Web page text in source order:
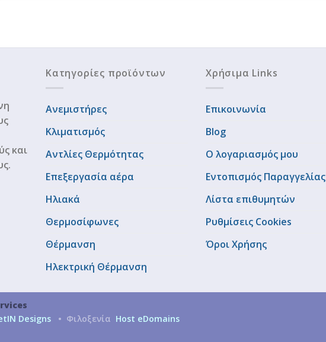
και
Κατηγορίες προϊόντων
Ανεμιστήρες
Κλιματισμός
Αντλίες Θερμότητας
Επεξεργασία αέρα
Ηλιακά
Θερμοσίφωνες
Θέρμανση
Ηλεκτρική Θέρμανση
Χρήσιμα Links
Επικοινωνία
Blog
Ο λογαριασμός μου
Εντοπισμός Παραγγελίας
Λίστα επιθυμητών
Ρυθμίσεις Cookies
Όροι Χρήσης
Designs • Φιλοξενία Host eDomains